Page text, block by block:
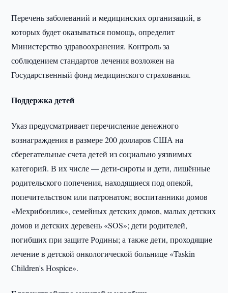
Перечень заболеваний и медицинских организаций, в
которых будет оказываться помощь, определит
Министерство здравоохранения. Контроль за
соблюдением стандартов лечения возложен на
Государственный фонд медицинского страхования.
Поддержка детей
Указ предусматривает перечисление денежного
вознаграждения в размере 200 долларов США на
сберегательные счета детей из социально уязвимых
категорий. В их числе — дети-сироты и дети, лишённые
родительского попечения, находящиеся под опекой,
попечительством или патронатом; воспитанники домов
«Мехрибонлик», семейных детских домов, малых детских
домов и детских деревень «SOS»; дети родителей,
погибших при защите Родины; а также дети, проходящие
лечение в детской онкологической больнице «Taskin
Children's Hospice».